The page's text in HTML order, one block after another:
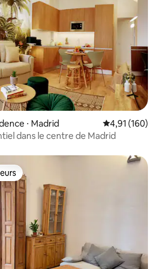
⋅ Madrid Évaluation
4,91 (160)
dans le centre de Madrid